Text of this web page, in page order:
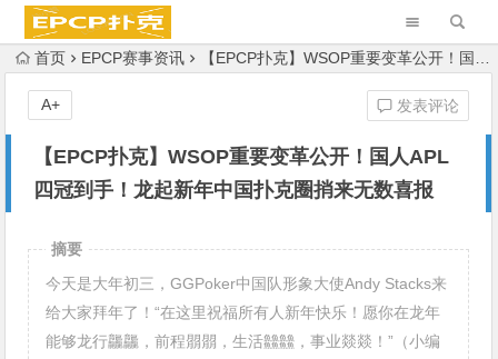
首页 EPCP赛事资讯 【EPCP扑克】WSOP重要变革公开！国人APL四冠到手！龙起新年中国扑克圈捎来无数喜报
【EPCP扑克】WSOP重要变革公开！国人APL
四冠到手！龙起新年中国扑克圈捎来无数喜报
发表评论
A+
摘要
今天是大年初三，GGPoker中国队形象大使Andy Stacks来
给大家拜年了！“在这里祝福所有人新年快乐！愿你在龙年
能够龙行龘龘，前程朤朤，生活䲜䲜，事业燚燚！”（小编